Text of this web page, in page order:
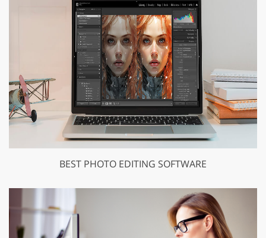
BEST PHOTO EDITING SOFTWARE